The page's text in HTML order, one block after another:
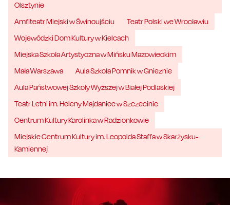
Olsztynie
Amfiteatr Miejski w Świnoujściu
Teatr Polski we Wrocławiu
Wojewódzki Dom Kultury w Kielcach
Miejska Szkoła Artystyczna w Mińsku Mazowieckim
Mała Warszawa
Aula Szkoła Pomnik w Gnieznie
Aula Państwowej Szkoły Wyższej w Białej Podlaskiej
Teatr Letni im. Heleny Majdaniec w Szczecinie
Centrum Kultury Karolinka w Radzionkowie
Miejskie Centrum Kultury im. Leopolda Staffa w Skarżysku-
Kamiennej